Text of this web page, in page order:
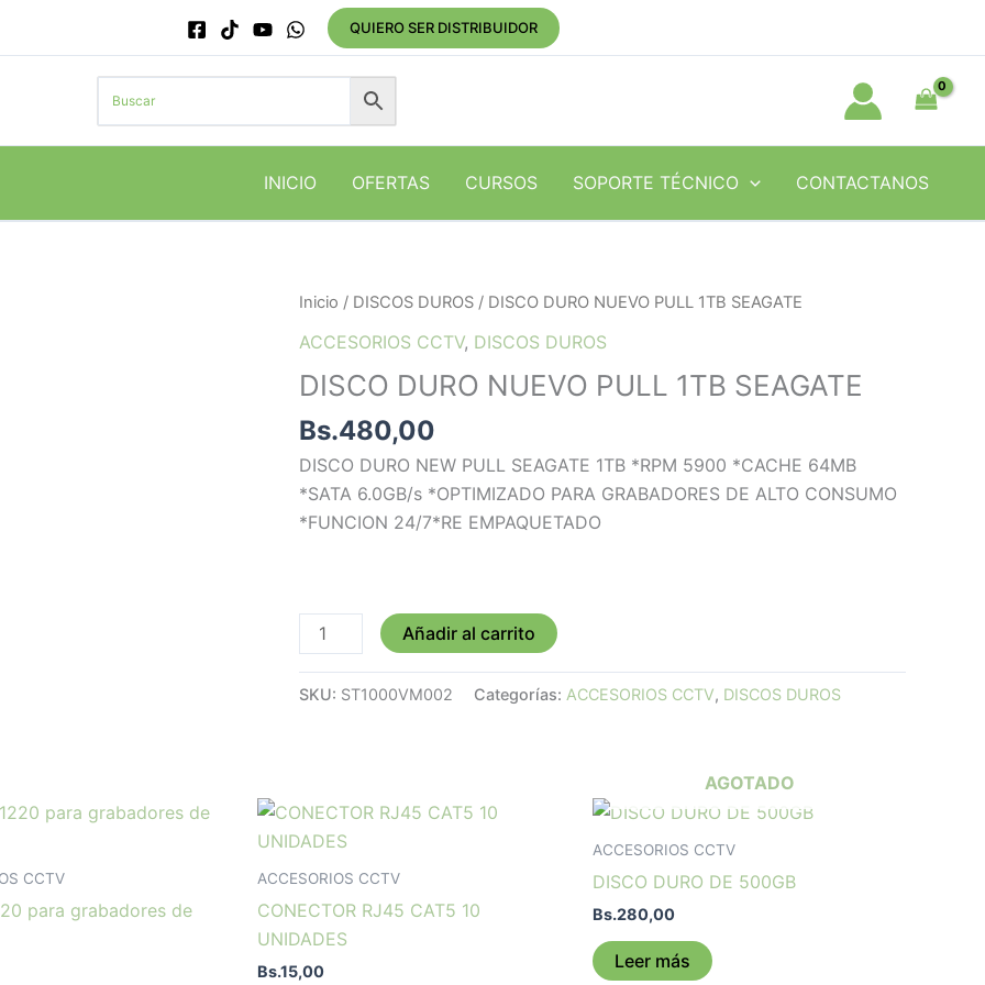
QUIERO SER DISTRIBUIDOR
INICIO OFERTAS CURSOS SOPORTE TÉCNICO CONTACTANOS
Inicio / DISCOS DUROS / DISCO DURO NUEVO PULL 1TB SEAGATE
ACCESORIOS CCTV, DISCOS DUROS
DISCO DURO NUEVO PULL 1TB SEAGATE
Bs.480,00
DISCO DURO NEW PULL SEAGATE 1TB *RPM 5900 *CACHE 64MB
*SATA 6.0GB/s *OPTIMIZADO PARA GRABADORES DE ALTO CONSUMO
*FUNCION 24/7*RE EMPAQUETADO
DISCO
DURO
PULL
1TB
SEAGATE
cantidad
Añadir al carrito
SKU: ST1000VM002 Categorías: ACCESORIOS CCTV, DISCOS DUROS
CCTV
para grabadores de
ACCESORIOS CCTV
CONECTOR RJ45 CAT5 10
UNIDADES
Bs.15,00
AGOTADO
ACCESORIOS CCTV
DISCO DURO DE 500GB
Bs.280,00
Leer más